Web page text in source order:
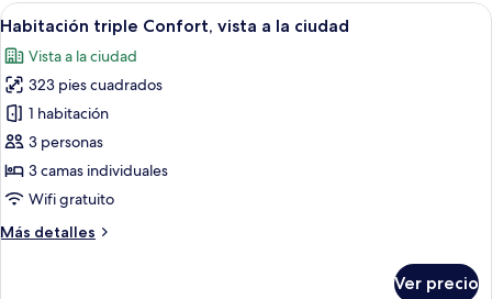
Abrir
todas
las
fotos
de
Habitación
triple
Confort,
a
Habitación de hotel con cama,
1
Habitación triple Confort, vista a la ciudad
Vista a la ciudad
323 pies cuadrados
1 habitación
3 personas
3 camas individuales
Wifi gratuito
Más detalles
Más
Ver precio